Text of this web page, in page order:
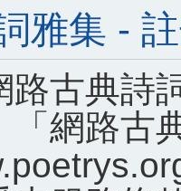
雅集 -
路古典詩
「網路古